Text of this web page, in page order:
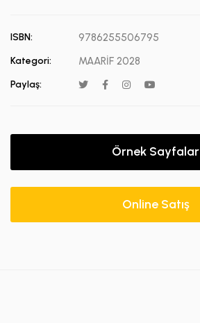
ISBN: 9786255506795
Kategori: MAARİF 2028
Paylaş:
Örnek Sayfalar
Online Satış